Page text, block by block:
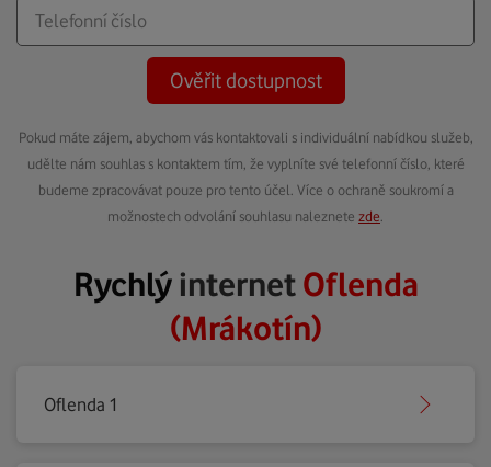
Ověřit dostupnost
Pokud máte zájem, abychom vás kontaktovali s individuální nabídkou služeb,
udělte nám souhlas s kontaktem tím, že vyplníte své telefonní číslo, které
budeme zpracovávat pouze pro tento účel. Více o ochraně soukromí a
možnostech odvolání souhlasu naleznete zde
RychlýinternetOflenda
(Mrákotín)
Oflenda 1